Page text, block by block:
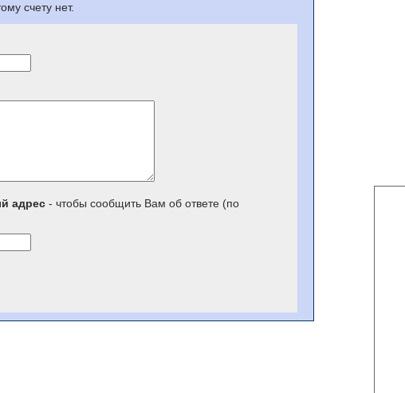
счету нет.
адрес- чтобы сообщить Вам об ответе (по